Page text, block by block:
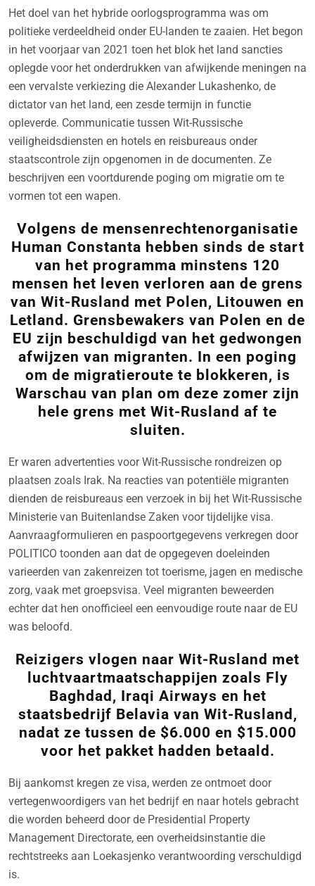
Het doel van het hybride oorlogsprogramma was om
politieke verdeeldheid onder EU-landen te zaaien. Het begon
in het voorjaar van 2021 toen het blok het land sancties
oplegde voor het onderdrukken van afwijkende meningen na
een vervalste verkiezing die Alexander Lukashenko, de
dictator van het land, een zesde termijn in functie
opleverde. Communicatie tussen Wit-Russische
veiligheidsdiensten en hotels en reisbureaus onder
staatscontrole zijn opgenomen in de documenten. Ze
beschrijven een voortdurende poging om migratie om te
vormen tot een wapen.
Volgens de mensenrechtenorganisatie
Human Constanta hebben sinds de start
van het programma minstens 120
mensen het leven verloren aan de grens
van Wit-Rusland met Polen, Litouwen en
Letland. Grensbewakers van Polen en de
EU zijn beschuldigd van het gedwongen
afwijzen van migranten. In een poging
om de migratieroute te blokkeren, is
Warschau van plan om deze zomer zijn
hele grens met Wit-Rusland af te
sluiten.
Er waren advertenties voor Wit-Russische rondreizen op
plaatsen zoals Irak. Na reacties van potentiële migranten
dienden de reisbureaus een verzoek in bij het Wit-Russische
Ministerie van Buitenlandse Zaken voor tijdelijke visa.
Aanvraagformulieren en paspoortgegevens verkregen door
POLITICO toonden aan dat de opgegeven doeleinden
varieerden van zakenreizen tot toerisme, jagen en medische
zorg, vaak met groepsvisa. Veel migranten beweerden
echter dat hen onofficieel een eenvoudige route naar de EU
was beloofd.
Reizigers vlogen naar Wit-Rusland met
luchtvaartmaatschappijen zoals Fly
Baghdad, Iraqi Airways en het
staatsbedrijf Belavia van Wit-Rusland,
nadat ze tussen de $6.000 en $15.000
voor het pakket hadden betaald.
Bij aankomst kregen ze visa, werden ze ontmoet door
vertegenwoordigers van het bedrijf en naar hotels gebracht
die worden beheerd door de Presidential Property
Management Directorate, een overheidsinstantie die
rechtstreeks aan Loekasjenko verantwoording verschuldigd
is.